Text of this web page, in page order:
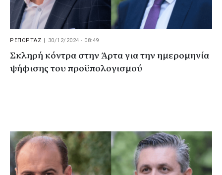
ΡΕΠΟΡΤΑΖ 30/12/2024 · 08:49
Σκληρή κόντρα στην Άρτα για την ημερομηνία
ψήφισης του προϋπολογισμού